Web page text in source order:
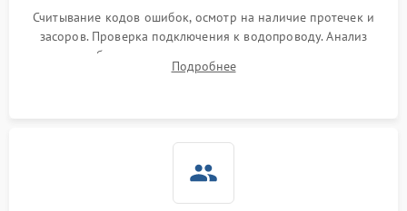
Считывание кодов ошибок, осмотр на наличие протечек и
засоров. Проверка подключения к водопроводу. Анализ
жалоб на отсутствие слива, нагрева, вращения
разбрызгивателей или срабатывание системы защиты
Подробнее